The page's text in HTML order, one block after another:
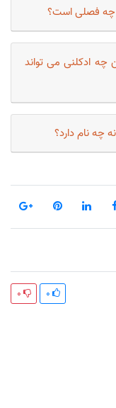
چه فصلی است؟
چه ادکلنی می تواند
چه نام دارد؟